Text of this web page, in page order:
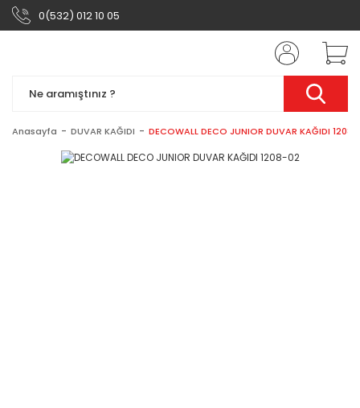
0(532) 012 10 05
Anasayfa DUVAR KAĞIDI DECOWALL DECO JUNIOR DUVAR KAĞIDI